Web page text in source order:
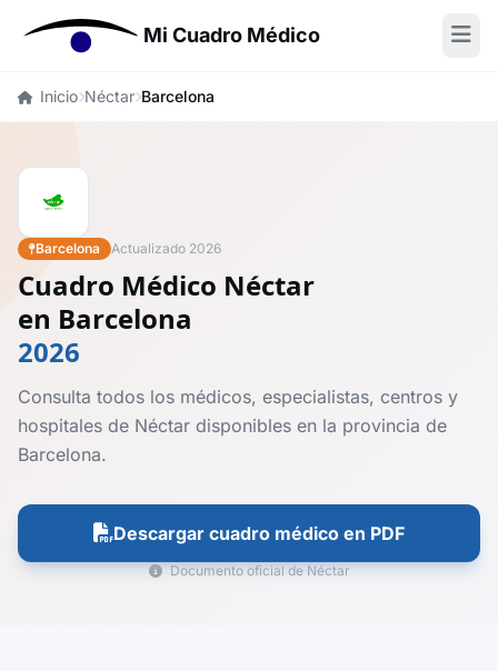
Mi Cuadro Médico
Inicio Néctar Barcelona
Barcelona Actualizado 2026
Cuadro Médico Néctar
en Barcelona
2026
Consulta todos los médicos, especialistas, centros y
hospitales de Néctar disponibles en la provincia de
Barcelona.
Descargar cuadro médico en PDF
Documento oficial de Néctar